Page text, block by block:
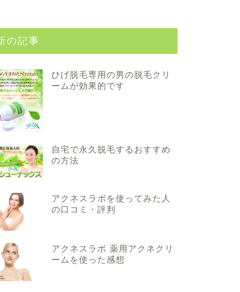
の記事
ひげ脱毛専用の男の脱毛クリ
ームが効果的です
自宅で永久脱毛するおすすめ
の方法
アクネスラボを使ってみた人
の口コミ・評判
アクネスラボ 薬用アクネクリ
ームを使った感想